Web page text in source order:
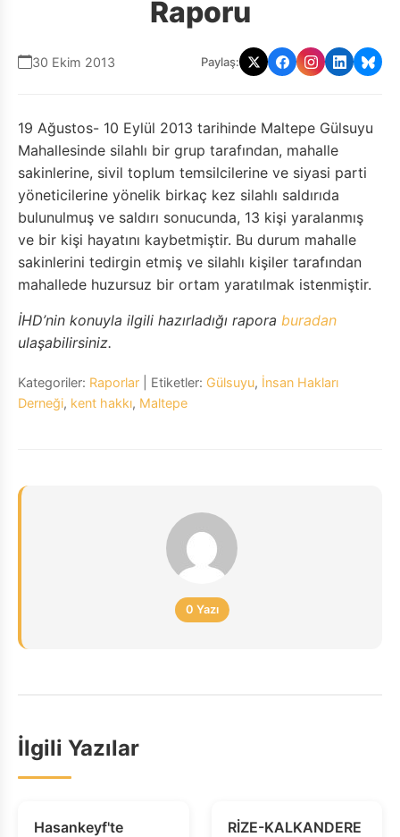
Raporu
30 Ekim 2013 Paylaş:
19 Ağustos- 10 Eylül 2013 tarihinde Maltepe Gülsuyu
Mahallesinde silahlı bir grup tarafından, mahalle
sakinlerine, sivil toplum temsilcilerine ve siyasi parti
yöneticilerine yönelik birkaç kez silahlı saldırıda
bulunulmuş ve saldırı sonucunda, 13 kişi yaralanmış
ve bir kişi hayatını kaybetmiştir. Bu durum mahalle
sakinlerini tedirgin etmiş ve silahlı kişiler tarafından
mahallede huzursuz bir ortam yaratılmak istenmiştir.
İHD’nin konuyla ilgili hazırladığı rapora buradan
ulaşabilirsiniz.
Kategoriler: Raporlar | Etiketler: Gülsuyu, İnsan Hakları
Derneği, kent hakkı, Maltepe
0 Yazı
İlgili Yazılar
Hasankeyf'te
RİZE-KALKANDERE